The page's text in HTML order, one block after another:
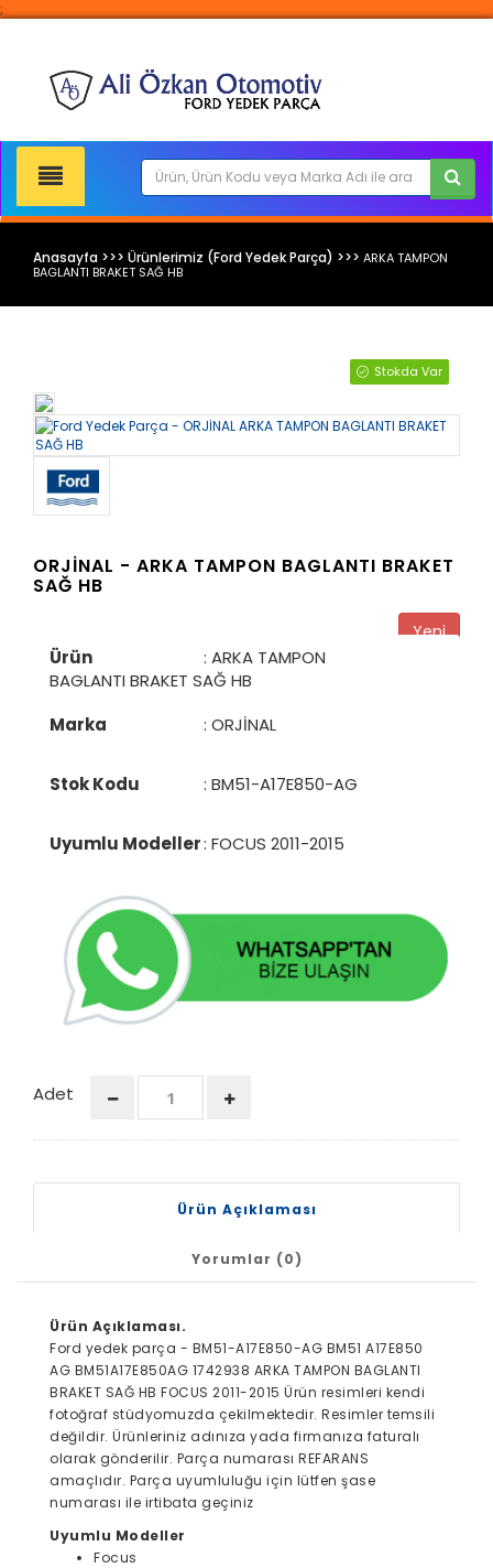
;
Anasayfa >>> Ürünlerimiz (Ford Yedek Parça) >>> ARKA TAMPON
BAGLANTI BRAKET SAĞ HB
Stokda Var
ORJİNAL - ARKA TAMPON BAGLANTI BRAKET
SAĞ HB
Yeni
Ürün
: ARKA TAMPON
BAGLANTI BRAKET SAĞ HB
Marka
: ORJİNAL
Stok Kodu : BM51-A17E850-AG
Uyumlu Modeller: FOCUS 2011-2015
Adet
Ürün Açıklaması
Yorumlar (0)
Ürün Açıklaması.
Ford yedek parça - BM51-A17E850-AG BM51 A17E850
AG BM51A17E850AG 1742938 ARKA TAMPON BAGLANTI
BRAKET SAĞ HB FOCUS 2011-2015 Ürün resimleri kendi
fotoğraf stüdyomuzda çekilmektedir. Resimler temsili
değildir. Ürünleriniz adınıza yada firmanıza faturalı
olarak gönderilir. Parça numarası REFARANS
amaçlıdır. Parça uyumluluğu için lütfen şase
numarası ile irtibata geçiniz
Uyumlu Modeller
Focus